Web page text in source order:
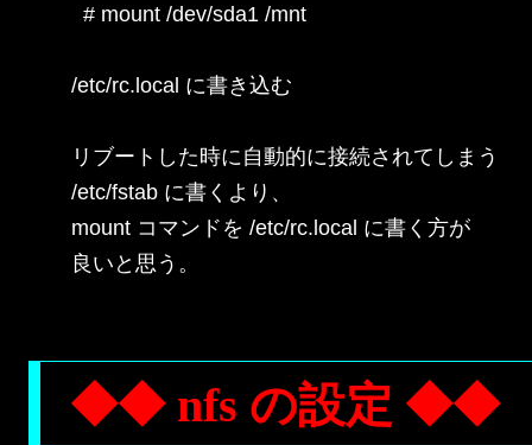
  # mount /dev/sda1 /mnt
/etc/rc.local に書き込む
リブートした時に自動的に接続されてしまう
/etc/fstab に書くより、
mount コマンドを /etc/rc.local に書く方が
良いと思う。
◆◆ nfs の設定 ◆◆